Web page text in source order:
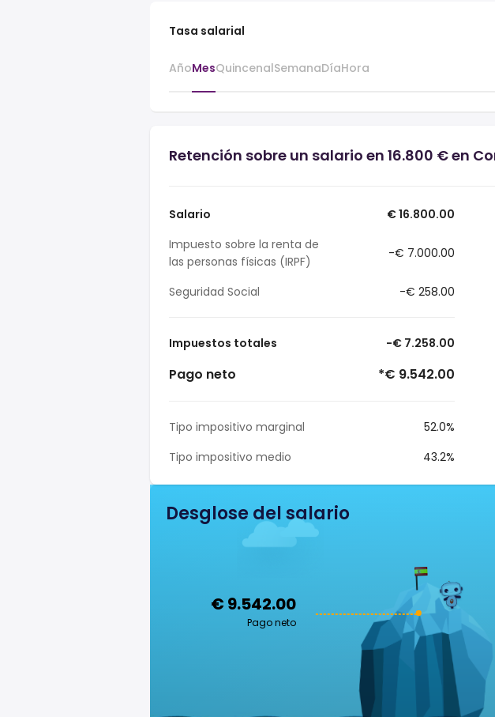
Tasa salarial
AñoMesQuincenalSemanaDíaHora
Retención sobre un salario en 16.800 € en
Salario
€ 16.800.00
Impuesto sobre la renta de
las personas físicas (IRPF)
-€ 7.000.00
Seguridad Social -€ 258.00
Impuestos totales -€ 7.258.00
Pago neto *€ 9.542.00
Tipo impositivo marginal
52.0%
Tipo impositivo medio
43.2%
Desglose del salario
€ 9.542.00
Pago neto